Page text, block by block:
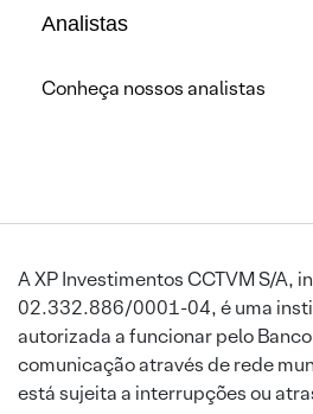
Analistas
Conheça nossos analistas
A XP Investimentos CCTVM S/A,
02.332.886/0001-04, é uma
autorizada a funcionar pelo
comunicação através de rede
está sujeita a interrupções ou